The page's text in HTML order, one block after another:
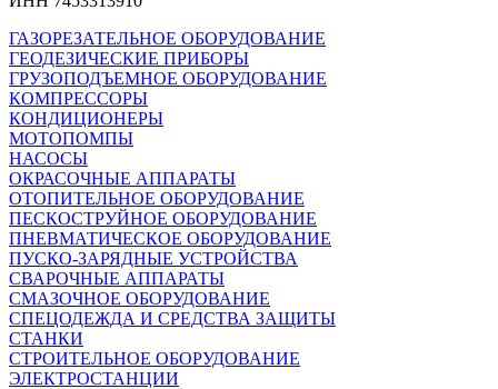
ГАЗОРЕЗАТЕЛЬНОЕ ОБОРУДОВАНИЕ
ГЕОДЕЗИЧЕСКИЕ ПРИБОРЫ
ГРУЗОПОДЪЕМНОЕ ОБОРУДОВАНИЕ
КОМПРЕССОРЫ
КОНДИЦИОНЕРЫ
МОТОПОМПЫ
НАСОСЫ
ОКРАСОЧНЫЕ АППАРАТЫ
ОТОПИТЕЛЬНОЕ ОБОРУДОВАНИЕ
ПЕСКОСТРУЙНОЕ ОБОРУДОВАНИЕ
ПНЕВМАТИЧЕСКОЕ ОБОРУДОВАНИЕ
ПУСКО-ЗАРЯДНЫЕ УСТРОЙСТВА
СВАРОЧНЫЕ АППАРАТЫ
СМАЗОЧНОЕ ОБОРУДОВАНИЕ
СПЕЦОДЕЖДА И СРЕДСТВА ЗАЩИТЫ
СТАНКИ
СТРОИТЕЛЬНОЕ ОБОРУДОВАНИЕ
ЭЛЕКТРОСТАНЦИИ